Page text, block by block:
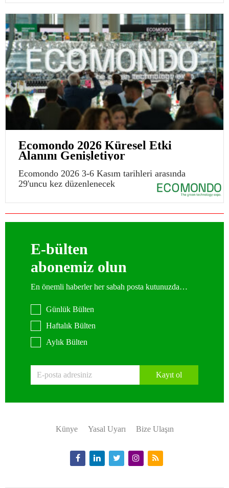
Ecomondo 2026 Küresel Etki
Alanını Genişletiyor
Ecomondo 2026 3-6 Kasım tarihleri arasında
29'uncu kez düzenlenecek
E-bülten
abonemiz olun
En önemli haberler her sabah posta kutunuzda…
Günlük Bülten
Haftalık Bülten
Aylık Bülten
Kayıt ol
Künye Yasal Uyarı Bize Ulaşın